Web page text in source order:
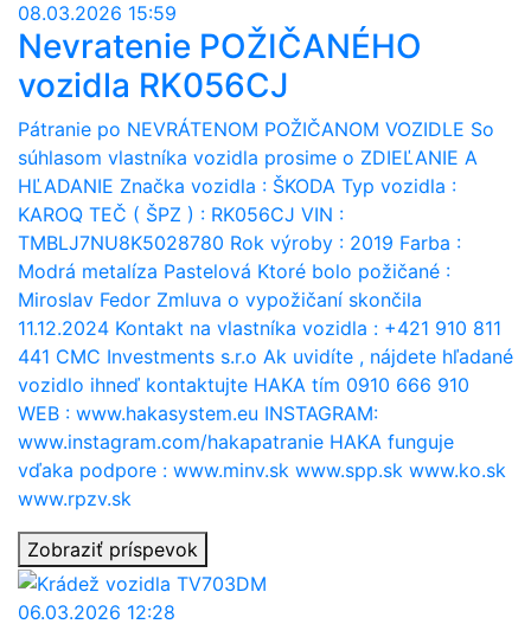
08.03.2026 15:59
Nevratenie POŽIČANÉHO
vozidla RK056CJ
Pátranie po NEVRÁTENOM POŽIČANOM VOZIDLE So
súhlasom vlastníka vozidla prosime o ZDIEĽANIE A
HĽADANIE Značka vozidla : ŠKODA Typ vozidla :
KAROQ TEČ ( ŠPZ ) : RK056CJ VIN :
TMBLJ7NU8K5028780 Rok výroby : 2019 Farba :
Modrá metalíza Pastelová Ktoré bolo požičané :
Miroslav Fedor Zmluva o vypožičaní skončila
11.12.2024 Kontakt na vlastníka vozidla : +421 910 811
441 CMC Investments s.r.o Ak uvidíte , nájdete hľadané
vozidlo ihneď kontaktujte HAKA tím 0910 666 910
WEB : www.hakasystem.eu INSTAGRAM:
www.instagram.com/hakapatranie HAKA funguje
vďaka podpore : www.minv.sk www.spp.sk www.ko.sk
www.rpzv.sk
Zobraziť príspevok
06.03.2026 12:28